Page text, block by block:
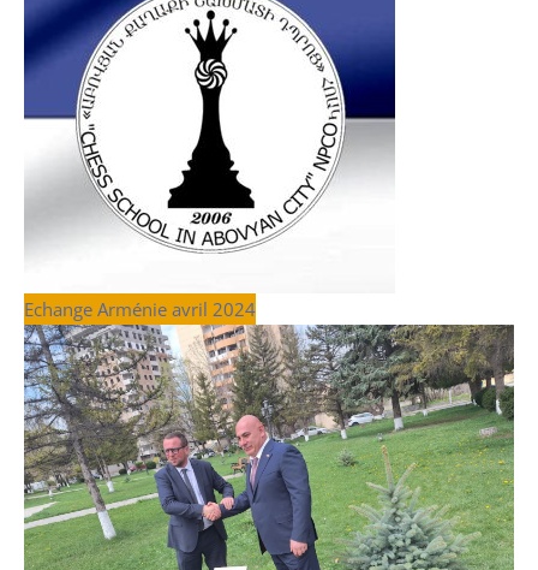
Echange Arménie avril 2024